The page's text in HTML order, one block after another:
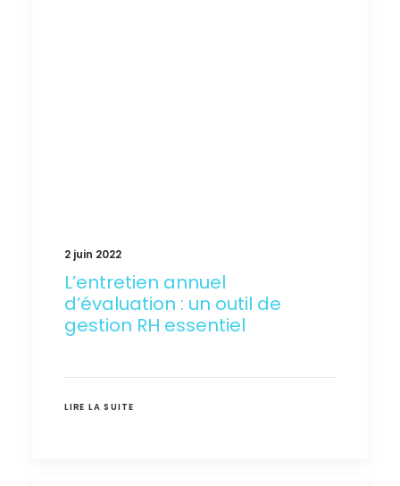
2 juin 2022
L’entretien annuel
d’évaluation : un outil de
gestion RH essentiel
LIRE LA SUITE